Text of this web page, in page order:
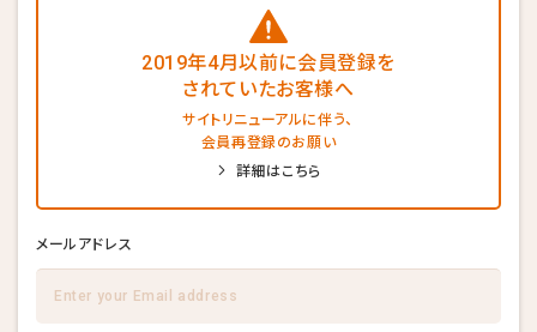
2019年4月以前に会員登録を
されていたお客様へ
サイトリニューアルに伴う、
会員再登録のお願い
詳細はこちら
メールアドレス